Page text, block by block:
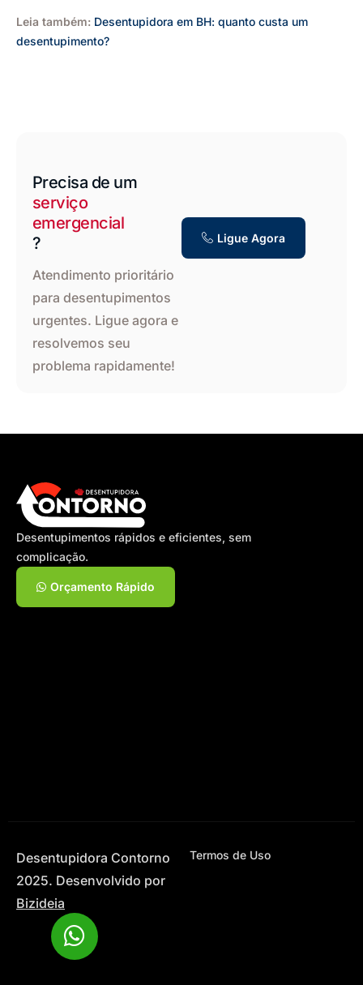
Leia também: Desentupidora em BH: quanto custa um
desentupimento?
Precisa de um
serviço
emergencial
?
Atendimento prioritário
para desentupimentos
urgentes. Ligue agora e
resolvemos seu
problema rapidamente!
Ligue Agora
Desentupimentos rápidos e eficientes, sem
complicação.
Orçamento Rápido
Desentupidora Contorno
2025. Desenvolvido por
Bizideia
Termos de Uso